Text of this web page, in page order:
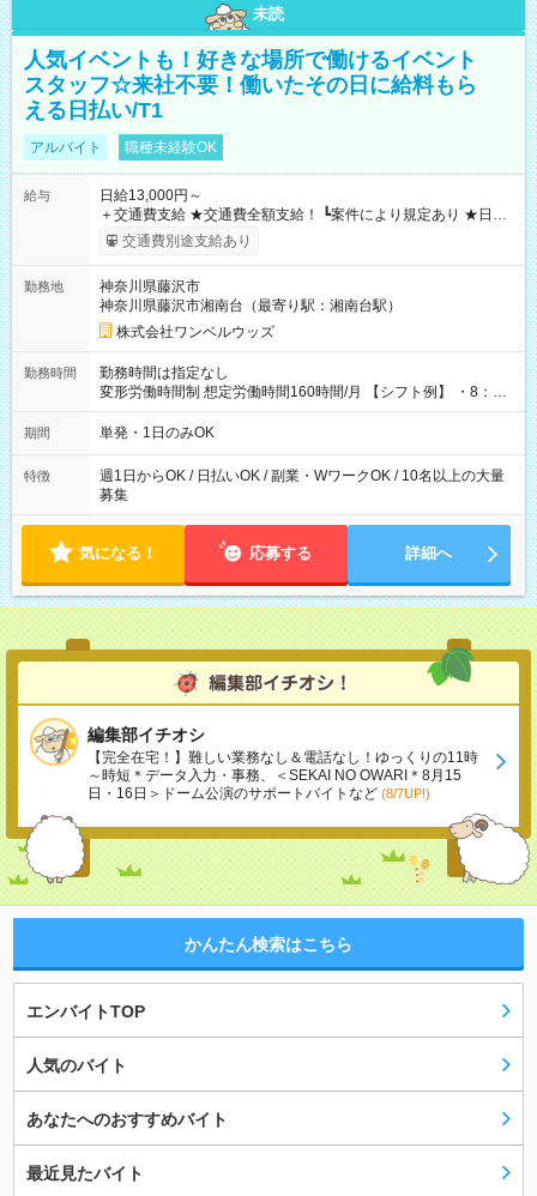
未読
人気イベントも！好きな場所で働けるイベント
スタッフ☆来社不要！働いたその日に給料もら
える日払い/T1
アルバイト 職種未経験OK
給与
日給13,000円～
＋交通費支給 ★交通費全額支給！ ┗案件により規定あり ★日払
いOK！（規定あり） ┗働いたその日に現金GET♪ お仕事後はコ
ンビニATMから 日払い分を引き落とせます！ 【試用期間】試
交通費別途支給あり
勤務地
神奈川県藤沢市
神奈川県藤沢市湘南台（最寄り駅：湘南台駅）
株式会社ワンベルウッズ
勤務時間
勤務時間は指定なし
変形労働時間制 想定労働時間160時間/月 【シフト例】 ・8：00
～21：00
期間 単発・1日のみOK
特徴
週1日からOK / 日払いOK / 副業・WワークOK / 10名以上の大量
募集
気になる！ 応募する 詳細へ
編集部イチオシ
【完全在宅！】難しい業務なし＆電話なし！ゆっくりの11時
～時短＊データ入力・事務、＜SEKAI NO OWARI＊8月15
日・16日＞ドーム公演のサポートバイトなど (8/7UP!)
かんたん検索はこちら
エンバイトTOP
人気のバイト
あなたへのおすすめバイト
最近見たバイト